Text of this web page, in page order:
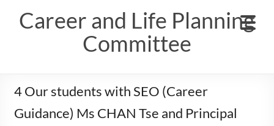
contentCareer and Life Planning
Committee
4 Our students with SEO (Career
Guidance) Ms CHAN Tse and Principal